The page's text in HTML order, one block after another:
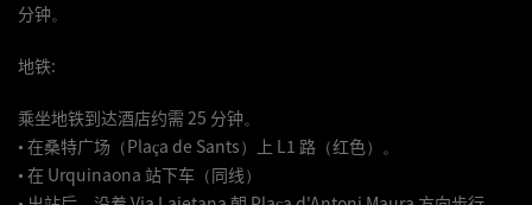
分钟。
地铁:
乘坐地铁到达酒店约需 25 分钟。
• 在桑特广场（Plaça de Sants）上 L1 路（红色）。
• 在 Urquinaona 站下车（同线）